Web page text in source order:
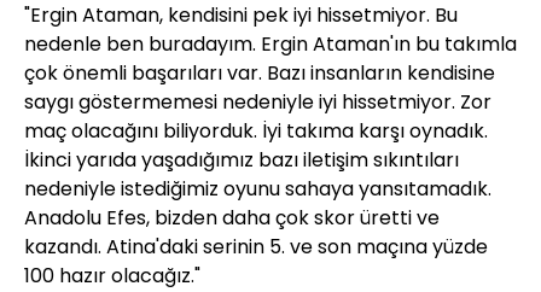
"Ergin Ataman, kendisini pek iyi hissetmiyor. Bu
nedenle ben buradayım. Ergin Ataman'ın bu takımla
çok önemli başarıları var. Bazı insanların kendisine
saygı göstermemesi nedeniyle iyi hissetmiyor. Zor
maç olacağını biliyorduk. İyi takıma karşı oynadık.
İkinci yarıda yaşadığımız bazı iletişim sıkıntıları
nedeniyle istediğimiz oyunu sahaya yansıtamadık.
Anadolu Efes, bizden daha çok skor üretti ve
kazandı. Atina'daki serinin 5. ve son maçına yüzde
100 hazır olacağız."